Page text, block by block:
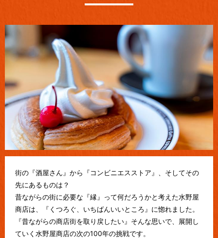
街の『酒屋さん』から『コンビニエスストア』、そしてその
先にあるものは？
昔ながらの街に必要な『縁』って何だろうかと考えた水野屋
商店は、『くつろぐ、いちばんいいところ』に惚れました。
『昔ながらの商店街を取り戻したい』そんな思いで、展開し
ていく水野屋商店の次の100年の挑戦です。